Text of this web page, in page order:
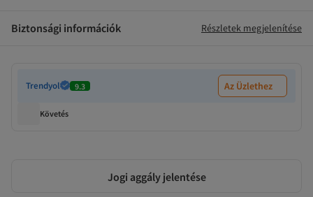
Biztonsági információk Részletek megjelenítése
Trendyol 9.3 Az Üzlethez
Követés
Jogi aggály jelentése